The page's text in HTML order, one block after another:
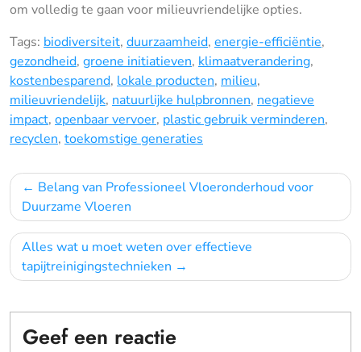
om volledig te gaan voor milieuvriendelijke opties.
Tags: biodiversiteit, duurzaamheid, energie-efficiëntie,
gezondheid, groene initiatieven, klimaatverandering,
kostenbesparend, lokale producten, milieu,
milieuvriendelijk, natuurlijke hulpbronnen, negatieve
impact, openbaar vervoer, plastic gebruik verminderen,
recyclen, toekomstige generaties
Bericht
navigatie
Belang van Professioneel Vloeronderhoud voor
Duurzame Vloeren
Alles wat u moet weten over effectieve
tapijtreinigingstechnieken
Geef een reactie